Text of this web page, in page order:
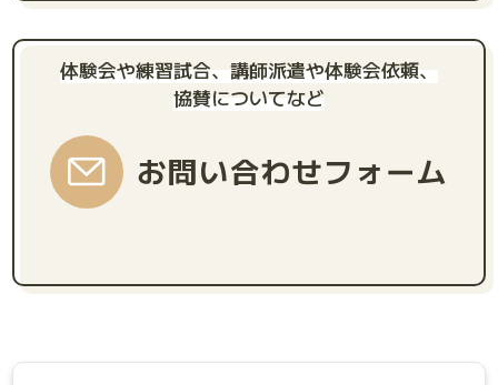
体験会や練習試合、講師派遣や体験会依頼、
協賛についてなど
お問い合わせフォーム